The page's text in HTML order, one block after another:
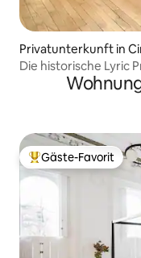
Privatunterkunft in
Die historische Lyric
Beliebter Gäste-
Gäste-Favorit